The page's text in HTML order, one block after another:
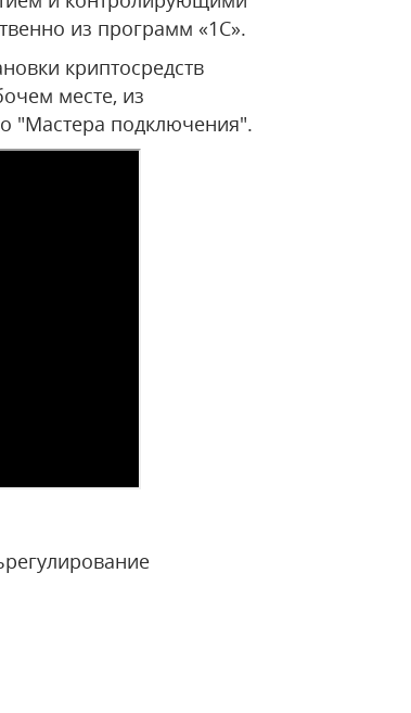
из программ «1С».
криптосредств
месте, из
"Мастера подключения".